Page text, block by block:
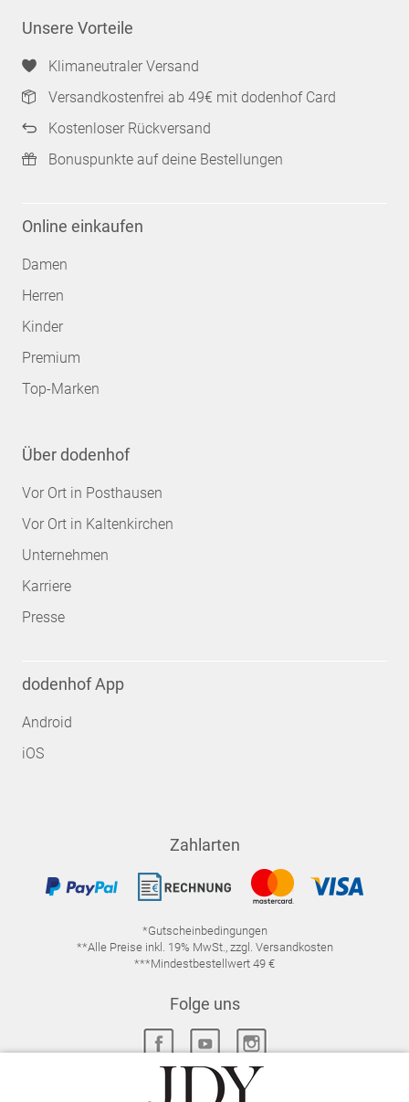
Unsere Vorteile
Klimaneutraler Versand
Versandkostenfrei ab 49€ mit dodenhof Card
Kostenloser Rückversand
Bonuspunkte auf deine Bestellungen
Online einkaufen
Damen
Herren
Kinder
Premium
Top-Marken
Über dodenhof
Vor Ort in Posthausen
Vor Ort in Kaltenkirchen
Unternehmen
Karriere
Presse
dodenhof App
Android
iOS
Zahlarten
*Gutscheinbedingungen
**Alle Preise inkl. 19% MwSt., zzgl. Versandkosten
***Mindestbestellwert 49 €
Folge uns